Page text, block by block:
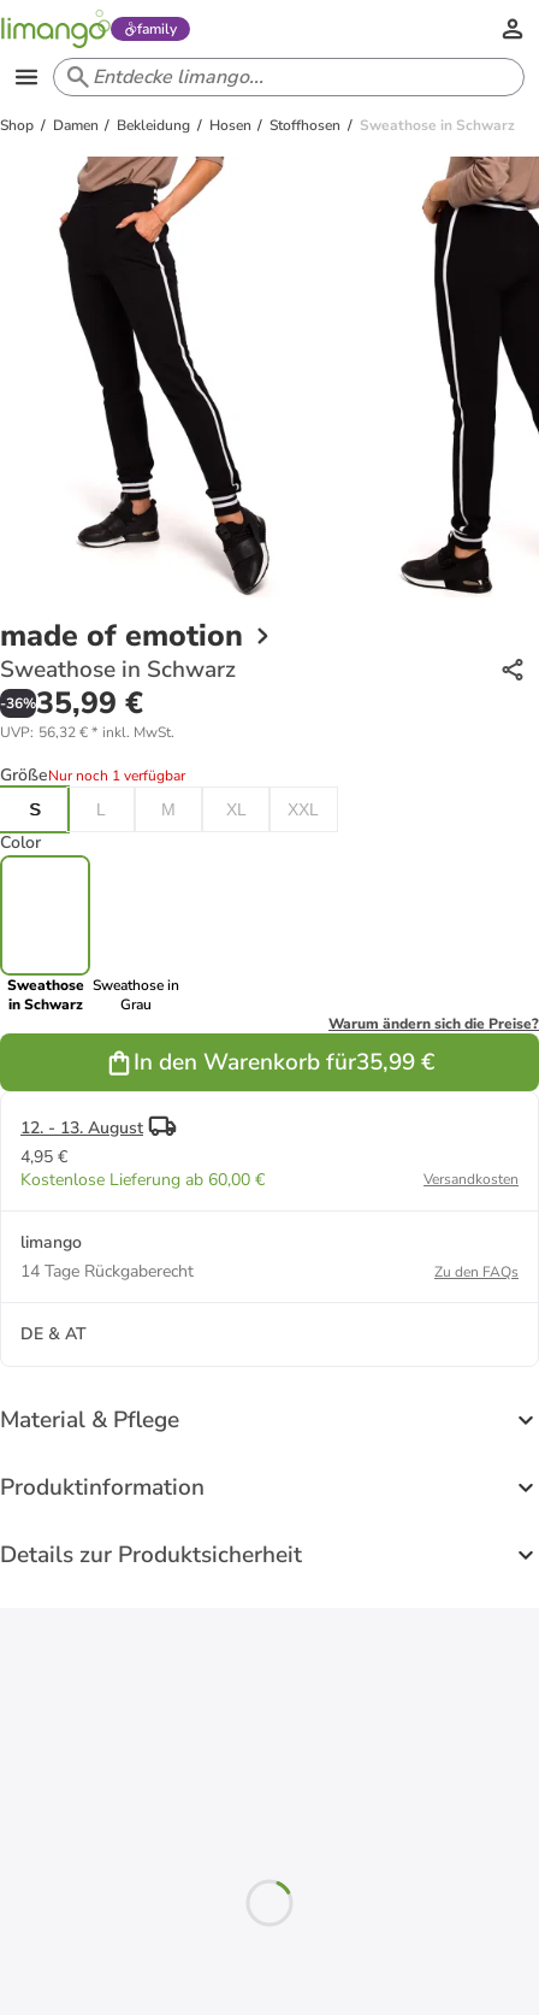
family
Shop Damen Bekleidung Hosen Stoffhosen Sweathose in Schwarz
made of emotion
Sweathose in Schwarz
-36%35,99 €
UVP: 56,32 €* inkl. MwSt.
GrößeNur noch 1 verfügbar
S
L M XL XXL
Color
Sweathose
in Schwarz
Sweathose in
Grau
Warum ändern sich die Preise?
In den Warenkorb für35,99 €
12. - 13. August
4,95 €
Kostenlose Lieferung ab 60,00 €
Versandkosten
limango
14 Tage Rückgaberecht
Zu den FAQs
DE & AT
Material & Pflege
Produktinformation
Details zur Produktsicherheit